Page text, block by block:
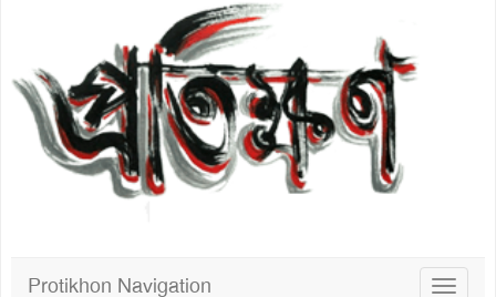
Toggle
Protikhon Navigation